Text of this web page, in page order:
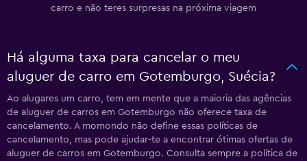
carro e não teres surpresas na próxima viagem
Há alguma taxa para cancelar o meu
aluguer de carro em Gotemburgo, Suécia?
Ao alugares um carro, tem em mente que a maioria das agências
de aluguer de carros em Gotemburgo não oferece taxa de
cancelamento. A momondo não define essas políticas de
cancelamento, mas pode ajudar-te a encontrar ótimas ofertas de
aluguer de carros em Gotemburgo. Consulta sempre a política de